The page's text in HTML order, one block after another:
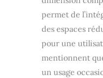
permet de
des espaces
pour une
mentionnent
un usage